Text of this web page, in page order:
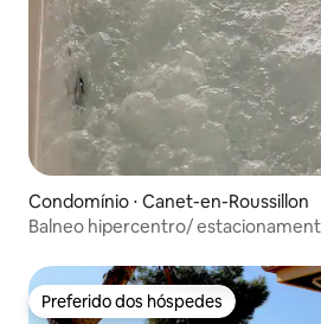
Condomínio ⋅ Canet-en-Roussillon
Balneo hipercentro/
Preferido dos hóspedes
Preferido dos hóspedes